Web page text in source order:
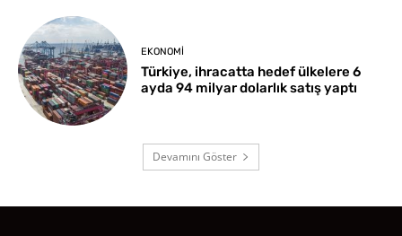
EKONOMI
Türkiye, ihracatta hedef ülkelere 6
ayda 94 milyar dolarlık satış yaptı
Devamını Göster